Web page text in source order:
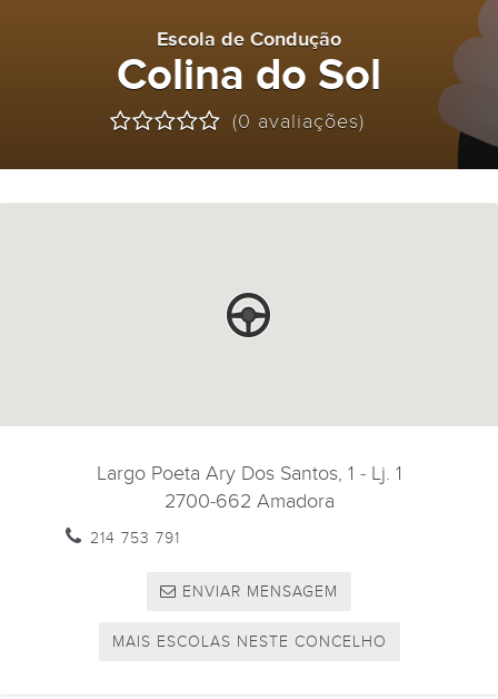
Escola de Condução
Colina do Sol
(0 avaliações)
Largo Poeta Ary Dos Santos, 1 - Lj. 1
2700-662 Amadora
214 753 791
ENVIAR MENSAGEM
MAIS ESCOLAS NESTE CONCELHO